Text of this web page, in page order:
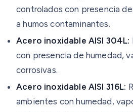
controlados con presencia
a humos contaminantes.
Acero inoxidable AISI 304L:
con presencia de humedad,
corrosivas.
Acero inoxidable AISI 316L:
ambientes con humedad,